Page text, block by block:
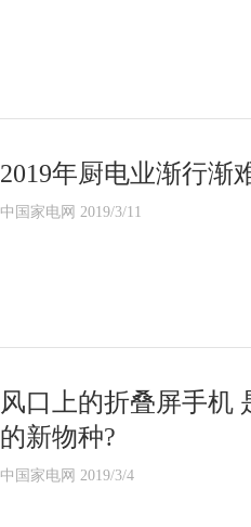
2019年厨电业渐行渐
中国家电网 2019/3/11
风口上的折叠屏手机
的新物种?
中国家电网 2019/3/4